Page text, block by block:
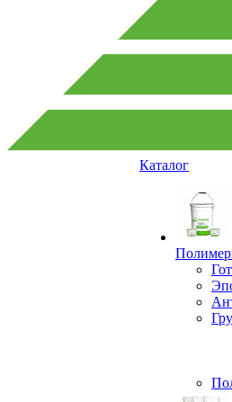
Каталог